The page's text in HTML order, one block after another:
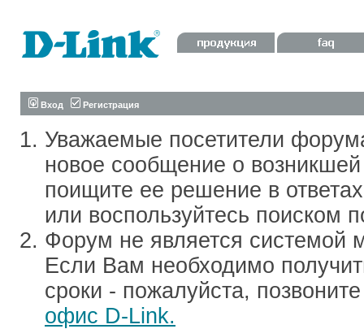
Вход Регистрация
Уважаемые посетители
новое сообщение о
поищите ее решение в
или воспользуйтесь поиском
Форум не является системой
Если Вам необходимо
сроки - пожалуйста,
офис D-Link.